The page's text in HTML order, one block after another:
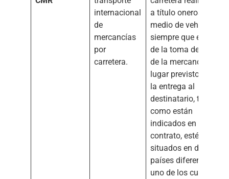
internacional
de
mercancías
por
carretera.
a título oneroso por
medio de vehículos,
siempre que el lugar
de la toma de carga
de la mercancía y el
lugar previsto para
la entrega al
destinatario, tal
como están
indicados en el
contrato, estén
situados en dos
países diferentes,
uno de los cuales al